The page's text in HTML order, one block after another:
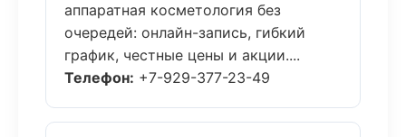
аппаратная косметология без
очередей: онлайн-запись, гибкий
график, честные цены и акции....
Телефон: +7-929-377-23-49